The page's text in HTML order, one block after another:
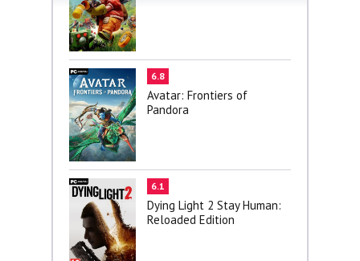
6.8
Avatar: Frontiers of
Pandora
6.1
Dying Light 2 Stay Human:
Reloaded Edition